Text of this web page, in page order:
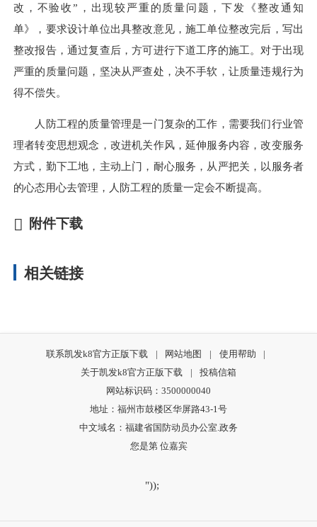
改，不验收”，出现较严重的质量问题，下发《整改通知
单》，要求设计单位出具整改意见，施工单位整改完后，写出
整改报告，通过复查后，方可进行下道工序的施工。对于出现
严重的质量问题，坚决从严查处，决不手软，让质量违规行为
得不偿失。
人防工程的质量管理是一门复杂的工作，需要我们行业管
理者转变思想观念，改进机关作风，延伸服务内容，改变服务
方式，勤下工地，主动上门，耐心服务，从严把关，以服务者
的心态用心去管理，人防工程的质量一定会不断提高。
附件下载
相关链接
联系凯发k8官方正版下载 | 网站地图 | 使用帮助
|
关于凯发k8官方正版下载
|
投稿信箱
网站标识码：3500000040
地址：福州市鼓楼区华屏路43-1号
中文域名：福建省国防动员办公室.政务
您是第 位嘉宾
"));